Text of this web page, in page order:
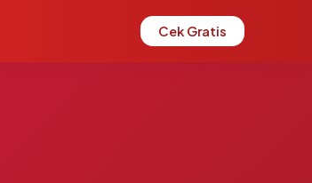
Cek Gratis